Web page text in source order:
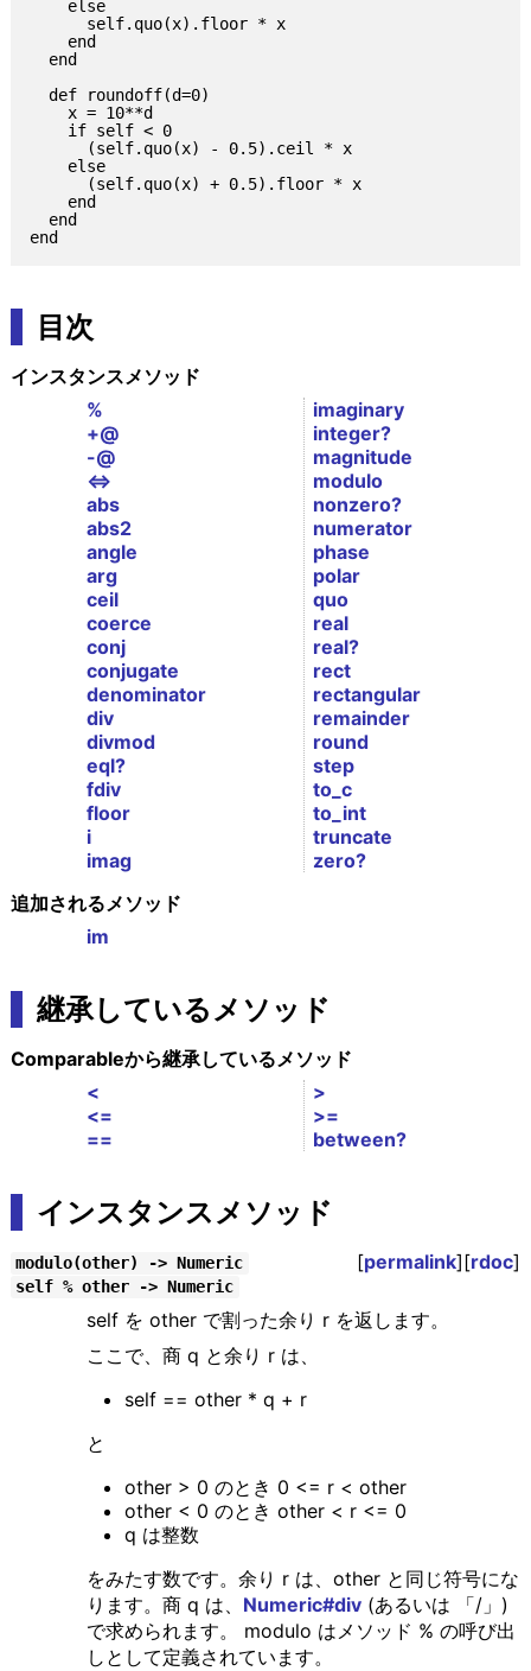
    else
      self.quo(x).floor * x
    end
  end
  def roundoff(d=0)
    x = 10**d
    if self < 0
      (self.quo(x) - 0.5).ceil * x
    else
      (self.quo(x) + 0.5).floor * x
    end
  end
目次
インスタンスメソッド
%
+@
-@
<=>
abs
abs2
angle
arg
ceil
coerce
conj
conjugate
denominator
div
divmod
eql?
fdiv
floor
i
imag
imaginary
integer?
magnitude
modulo
nonzero?
numerator
phase
polar
quo
real
real?
rect
rectangular
remainder
round
step
to_c
to_int
truncate
zero?
追加されるメソッド
im
継承しているメソッド
Comparableから継承しているメソッド
<
<=
==
>
>=
between?
インスタンスメソッド
modulo(other) -> Numeric [permalink][rdoc]
self % other -> Numeric
self を other で割った余り r を返します。
ここで、商 q と余り r は、
self == other * q + r
と
other > 0 のとき 0 <= r < other
other < 0 のとき other < r <= 0
q は整数
をみたす数です。余り r は、other と同じ符号にな
ります。商 q は、 Numeric#div(あるいは 「/」)
で求められます。 modulo はメソッド % の呼び出
しとして定義されています。